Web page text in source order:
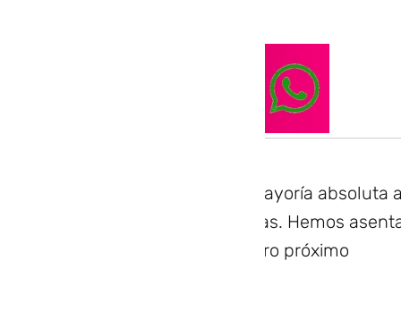
Le hemos quitado la mayoría absoluta
era echar a las derechas. Hemos
conseguirlo en un futuro próximo